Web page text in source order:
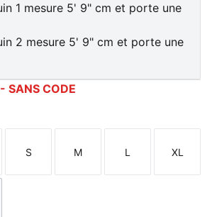
1 mesure 5' 9" cm et porte une
2 mesure 5' 9" cm et porte une
SANS CODE
Taille
S
Taille
M
Taille
L
Taille
XL